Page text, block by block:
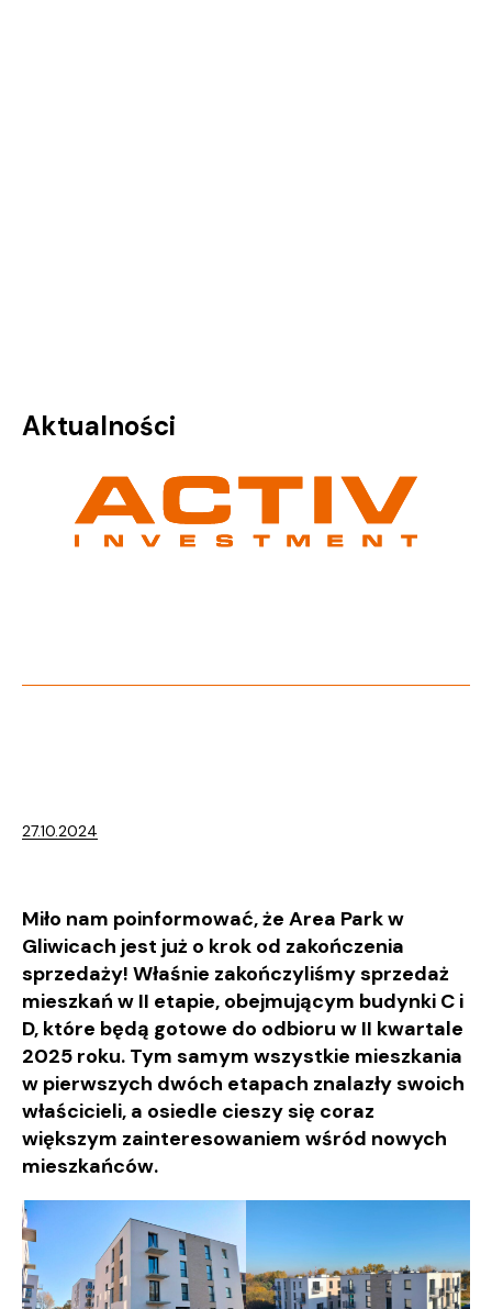
Aktualności
27.10.2024
Miło nam poinformować, że Area Park w
Gliwicach jest już o krok od zakończenia
sprzedaży! Właśnie zakończyliśmy sprzedaż
mieszkań w II etapie, obejmującym budynki C i
D, które będą gotowe do odbioru w II kwartale
2025 roku. Tym samym wszystkie mieszkania
w pierwszych dwóch etapach znalazły swoich
właścicieli, a osiedle cieszy się coraz
większym zainteresowaniem wśród nowych
mieszkańców.